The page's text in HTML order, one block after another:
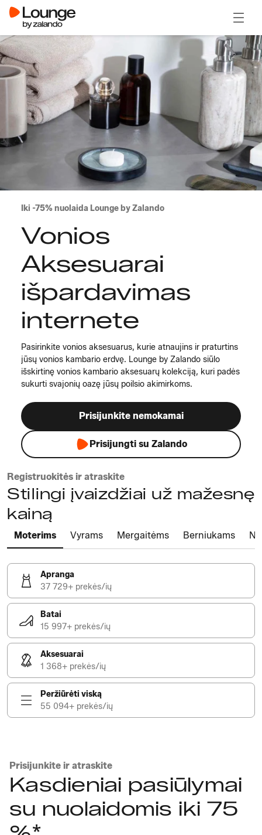
Iki -75% nuolaida Lounge by Zalando
Vonios
Aksesuarai
išpardavimas
internete
Pasirinkite vonios aksesuarus, kurie atnaujins ir praturtins
jūsų vonios kambario erdvę. Lounge by Zalando siūlo
išskirtinę vonios kambario aksesuarų kolekciją, kuri padės
sukurti svajonių oazę jūsų poilsio akimirkoms.
Prisijunkite nemokamai
Prisijungti su Zalando
Registruokitės ir atraskite
Stilingi įvaizdžiai už mažesnę
kainą
Moterims Vyrams Mergaitėms Berniukams
Apranga
37 729+ prekės/ių
Batai
15 997+ prekės/ių
Aksesuarai
1 368+ prekės/ių
Peržiūrėti viską
55 094+ prekės/ių
Prisijunkite ir atraskite
Kasdieniai pasiūlymai
su nuolaidomis iki 75